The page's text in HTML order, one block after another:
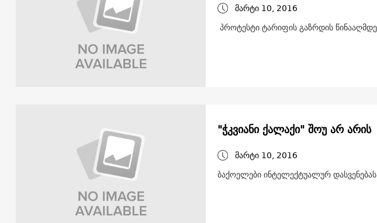
მარტი 10, 2016
პროტესტი ტარიფის გაზრდის
"ჭკვიანი ქალაქი" შოუ არ არის
მარტი 10, 2016
ბაქოელები ინტელექტუალურ დასვენებას